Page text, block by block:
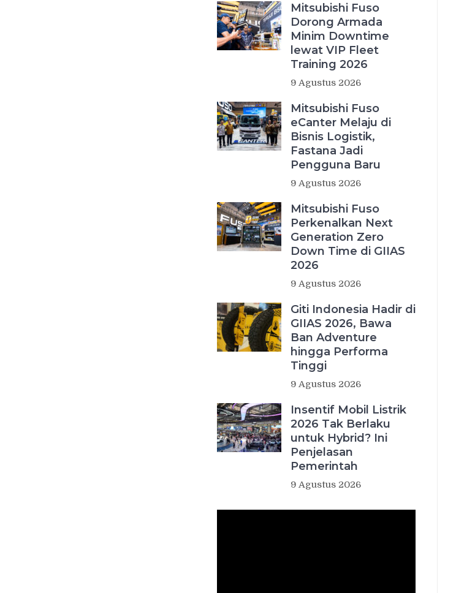
Mitsubishi Fuso
Dorong Armada
Minim Downtime
lewat VIP Fleet
Training 2026
9 Agustus 2026
Mitsubishi Fuso
eCanter Melaju di
Bisnis Logistik,
Fastana Jadi
Pengguna Baru
9 Agustus 2026
Mitsubishi Fuso
Perkenalkan Next
Generation Zero
Down Time di GIIAS
2026
9 Agustus 2026
Giti Indonesia Hadir di
GIIAS 2026, Bawa
Ban Adventure
hingga Performa
Tinggi
9 Agustus 2026
Insentif Mobil Listrik
2026 Tak Berlaku
untuk Hybrid? Ini
Penjelasan
Pemerintah
9 Agustus 2026